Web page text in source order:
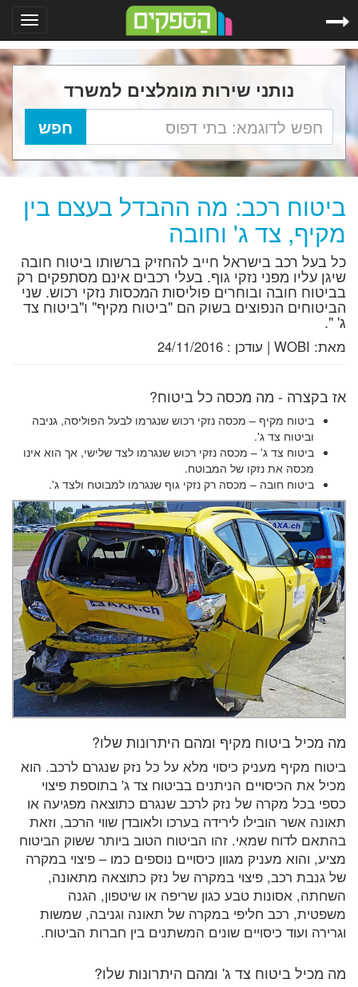
נותני שירות מומלצים למשרד
ביטוח רכב: מה ההבדל בעצם בין
מקיף, צד ג' וחובה
כל בעל רכב בישראל חייב להחזיק ברשותו ביטוח חובה
שיגן עליו מפני נזקי גוף. בעלי רכבים אינם מסתפקים רק
בביטוח חובה ובוחרים פוליסות המכסות נזקי רכוש. שני
הביטוחים הנפוצים בשוק הם "ביטוח מקיף" ו"ביטוח צד
ג' ".
מאת: WOBI
| עודכן : 24/11/2016
אז בקצרה - מה מכסה כל ביטוח?
ביטוח מקיף – מכסה נזקי רכוש שנגרמו לבעל הפוליסה, גניבה
וביטוח צד ג'.
ביטוח צד ג' – מכסה נזקי רכוש שנגרמו לצד שלישי, אך הוא אינו
מכסה את נזקו של המבוטח.
ביטוח חובה – מכסה רק נזקי גוף שנגרמו למבוטח ולצד ג'.
מה מכיל ביטוח מקיף ומהם היתרונות שלו?
ביטוח מקיף מעניק כיסוי מלא על כל נזק שנגרם לרכב. הוא
מכיל את הכיסויים הניתנים בביטוח צד ג' בתוספת פיצוי
כספי בכל מקרה של נזק לרכב שנגרם כתוצאה מפגיעה או
תאונה אשר הובילו לירידה בערכו ולאובדן שווי הרכב, וזאת
בהתאם לדוח שמאי. זהו הביטוח הטוב ביותר ששוק הביטוח
מציע, והוא מעניק מגוון כיסויים נוספים כמו – פיצוי במקרה
של גנבת רכב, פיצוי במקרה של נזק כתוצאה מתאונה,
השחתה, אסונות טבע כגון שריפה או שיטפון, הגנה
משפטית, רכב חליפי במקרה של תאונה וגניבה, שמשות
וגרירה ועוד כיסויים שונים המשתנים בין חברות הביטוח.
מה מכיל ביטוח צד ג' ומהם היתרונות שלו?